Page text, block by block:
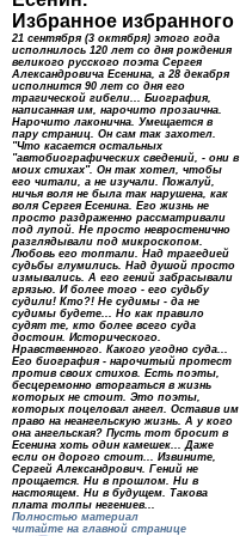
Избранное избранного
21 сентября (3 октября) этого года
исполнилось 120 лет со дня рождения
великого русского поэта Сергея
Александровича Есенина, а 28 декабря
исполнится 90 лет со дня его
трагической гибели... Биография,
написанная им, нарочито прозаична.
Нарочито лаконична. Умещается в
пару страниц. Он сам так захотел.
"Что касается остальных
"автобиографических сведений, - они в
моих стихах". Он так хотел, чтобы
его читали, а не изучали. Пожалуй,
ничья воля не была так нарушена, как
воля Сергея Есенина. Его жизнь не
просто раздраженно рассматривали
под лупой. Не просто невростенично
разглядывали под микроскопом.
Любовь его топтали. Над трагедией
судьбы глумились. Над душой просто
измывались. А его гений забрасывали
грязью. И более того - его судьбу
судили! Кто?! Не судимы - да не
судимы будете... Но как правило
судят те, кто более всего суда
достоин. Исторического.
Нравственного. Какого угодно суда...
Его биография - нарочитый протест
против своих стихов. Есть поэты,
бесцеремонно вторгаться в жизнь
которых не стоит. Это поэты,
которых поцеловал ангел. Оставив им
право на неангельскую жизнь. А у кого
она ангельская? Пусть тот бросит в
Есенина хоть один камешек... Даже
если он дорого стоит... Извините,
Сергей Александрович. Гений не
прощается. Ни в прошлом. Ни в
настоящем. Ни в будущем. Такова
плата толпы негениев...
Полностью материал
читайте на главной странице